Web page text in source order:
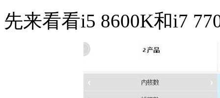
先来看看i5 8600K和i7